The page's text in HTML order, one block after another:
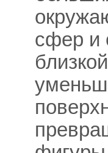
сфер и